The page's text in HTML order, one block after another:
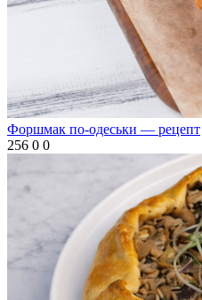
Форшмак по-одеськи — рецепт
256 0 0